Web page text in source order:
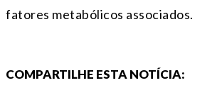
fatores metabólicos associados.
COMPARTILHE ESTA NOTÍCIA: